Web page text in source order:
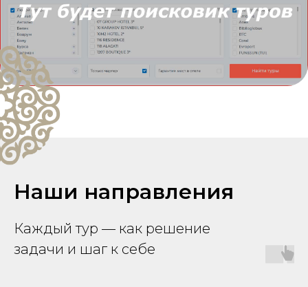
Наши направления
Каждый тур — как решение
задачи и шаг к себе